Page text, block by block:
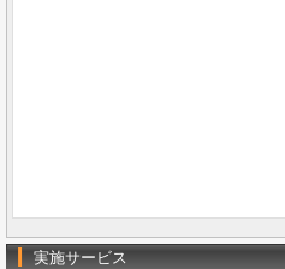
実施サービス